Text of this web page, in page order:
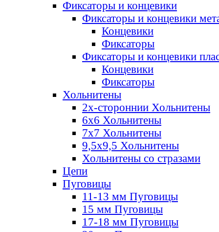
Фиксаторы и концевики
Фиксаторы и концевики
Концевики
Фиксаторы
Фиксаторы и концевики
Концевики
Фиксаторы
Хольнитены
2х-стороннии Хольнитены
6х6 Хольнитены
7х7 Хольнитены
9,5х9,5 Хольнитены
Хольнитены со стразами
Цепи
Пуговицы
11-13 мм Пуговицы
15 мм Пуговицы
17-18 мм Пуговицы